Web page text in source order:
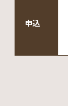
申込